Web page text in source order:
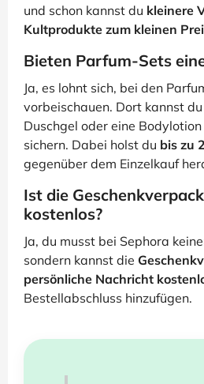
und schon kannst du kleinere
Kultprodukte zum kleinen
Bieten Parfum-Sets
Ja, es lohnt sich, bei den
vorbeischauen. Dort kannst
Duschgel oder eine
sichern. Dabei holst du bis zu
gegenüber dem Einzelkauf
Ist die
kostenlos?
Ja, du musst bei Sephora
sondern kannst die
persönliche Nachricht
Bestellabschluss hinzufügen.